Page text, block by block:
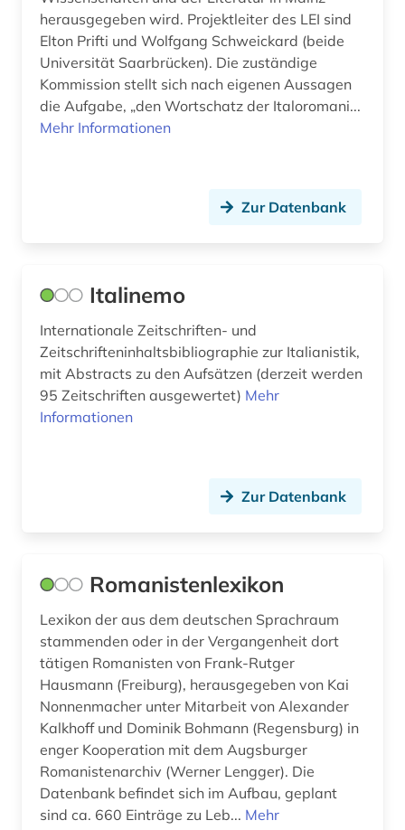
sprachpraxis (17)
sprachunterricht (1)
sprachwissenschaft (20)
synonym (1)
translationswissenschaft (2)
verbundkatalog (1)
wissenschaftsgeschichte (1)
zeitschrift (2)
übersetzungswissenschaft (2)
herausgegeben wird. Projektleiter des LEI sind
Elton Prifti und Wolfgang Schweickard (beide
Universität Saarbrücken). Die zuständige
Kommission stellt sich nach eigenen Aussagen
die Aufgabe, „den Wortschatz der Italoromani...
Mehr Informationen
Zur Datenbank
Italinemo
Internationale Zeitschriften- und
Zeitschrifteninhaltsbibliographie zur Italianistik,
mit Abstracts zu den Aufsätzen (derzeit werden
95 Zeitschriften ausgewertet) Mehr
Informationen
Zur Datenbank
Romanistenlexikon
Lexikon der aus dem deutschen Sprachraum
stammenden oder in der Vergangenheit dort
tätigen Romanisten von Frank-Rutger
Hausmann (Freiburg), herausgegeben von Kai
Nonnenmacher unter Mitarbeit von Alexander
Kalkhoff und Dominik Bohmann (Regensburg) in
enger Kooperation mit dem Augsburger
Romanistenarchiv (Werner Lengger). Die
Datenbank befindet sich im Aufbau, geplant
sind ca. 660 Einträge zu Leb... Mehr